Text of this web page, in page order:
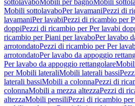
sottolavaboMobili per bagnoMobili
Mobili sottolavaboPer lavamaniPezzi di
lavamaniPer lavabiPezzi di ricambio per
doppiPezzi di ricambio per Per lavabi
ricambio per Piani per lavaboPer lavabo
arrotondatoPezzi di ricambio per Per
arrotondatoPer lavabo da appoggio
Per lavabo da appoggio rettangolare
per Mobili lateraliMobili laterali bassi
laterali bassiMobili a colonnaPezzi di
colonnaMobili a mezza altezzaPezzi di
altezzaMobili pensiliPezzi di ricambio